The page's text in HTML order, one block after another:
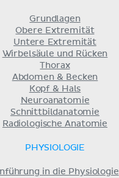
Grundlagen
Obere Extremität
Untere Extremität
Wirbelsäule und Rücken
Thorax
Abdomen & Becken
Kopf & Hals
Neuroanatomie
Schnittbildanatomie
Radiologische Anatomie
PHYSIOLOGIE
in die Physiologie